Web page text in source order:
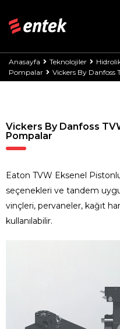
Anasayfa Teknolojiler
Pompalar
Vickers By Danfoss
Vickers By Danfoss
Pompalar
Eaton TVW Eksenel
seçenekleri ve tandem
vinçleri, pervaneler, kağıt
kullanılabilir.